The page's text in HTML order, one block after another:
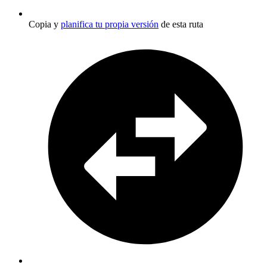
Copia y planifica tu propia versión de esta ruta